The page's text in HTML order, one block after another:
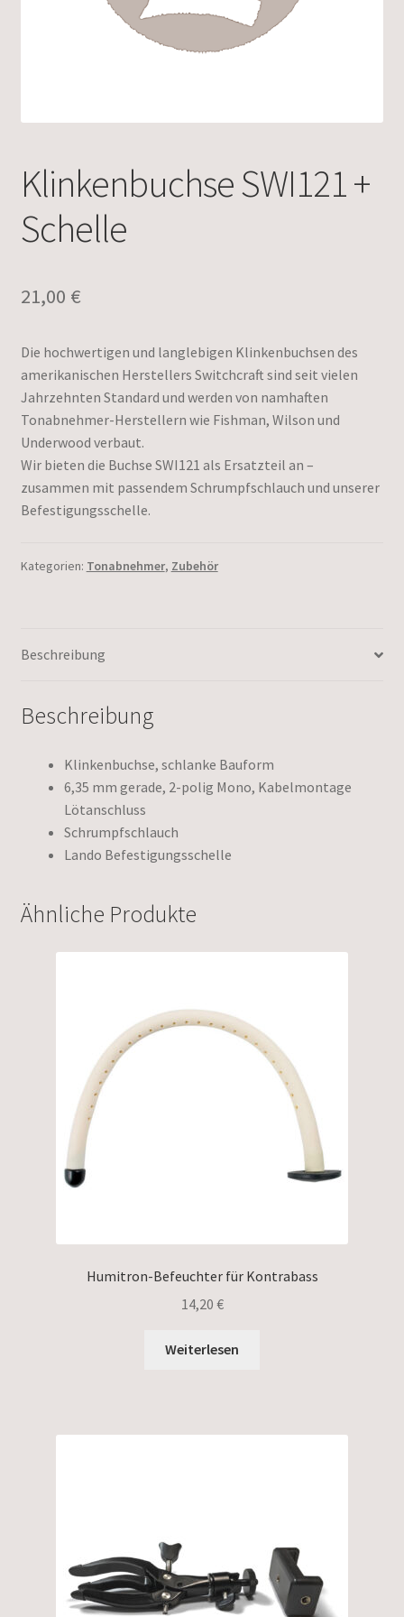
Klinkenbuchse SWI121 +
Schelle
21,00 €
Die hochwertigen und langlebigen Klinkenbuchsen des
amerikanischen Herstellers Switchcraft sind seit vielen
Jahrzehnten Standard und werden von namhaften
Tonabnehmer-Herstellern wie Fishman, Wilson und
Underwood verbaut.
Wir bieten die Buchse SWI121 als Ersatzteil an –
zusammen mit passendem Schrumpfschlauch und unserer
Befestigungsschelle.
Kategorien: Tonabnehmer, Zubehör
Beschreibung
Beschreibung
Klinkenbuchse, schlanke Bauform
6,35 mm gerade, 2-polig Mono, Kabelmontage
Lötanschluss
Schrumpfschlauch
Lando Befestigungsschelle
Ähnliche Produkte
Humitron-Befeuchter für Kontrabass
14,20 €
Weiterlesen